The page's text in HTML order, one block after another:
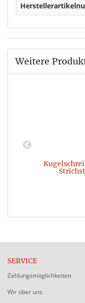
Weitere
SERVICE
Zahlungsmöglichkeiten
Wir über uns